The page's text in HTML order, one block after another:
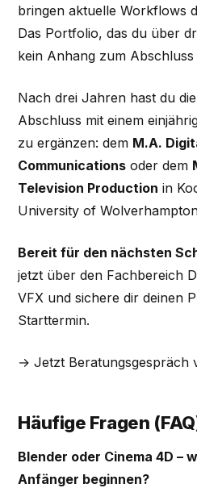
bringen aktuelle Workflows
Das Portfolio, das du über
kein Anhang zum
Nach drei Jahren hast du
Abschluss mit einem
zu ergänzen: dem M.A.
Communications oder dem
Television Production in
University of
Bereit für den nächsten
jetzt über den Fachbereich
VFX und sichere dir deinen
Starttermin.
→ Jetzt Beratungsgespräch
Häufige Fragen
Blender oder Cinema 4D –
Anfänger beginnen?